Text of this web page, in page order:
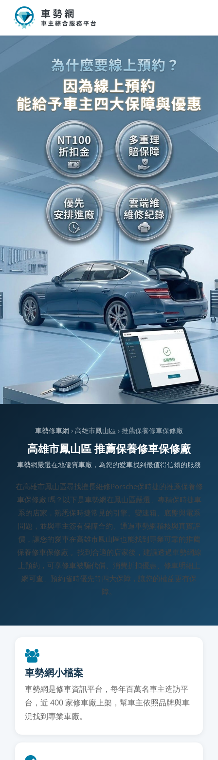
車勢修車網 › 高雄市鳳山區 › 推薦保養修車保修廠
高雄市鳳山區 推薦保養修車保修廠
車勢網嚴選在地優質車廠，為您的愛車找到最值得信賴的服務
在高雄市鳳山區尋找擅長維修Porsche保時捷的推薦保養修
車保修廠 嗎？以下是車勢網在鳳山區嚴選、專精保時捷車
系的店家，熟悉保時捷常見的引擎、變速箱、底盤與電系
問題，並與車主簽有保障合約、通過車勢網稽核與真實評
價，讓您的愛車在高雄市鳳山區也能找到專業可靠的推薦
保養修車保修廠 。找到合適的店家後，建議透過車勢網線
上預約，可享修車被騙代償、消費折扣優惠、修車明細上
網可查、預約省時優先等四大保障，讓您的權益更有保
障。
車勢網小檔案
車勢網是修車資訊平台，每年百萬名車主造訪平
台，近 400 家修車廠上架，幫車主依照品牌與車
況找到專業車廠。